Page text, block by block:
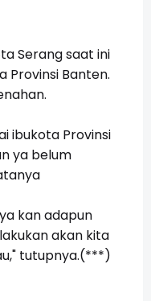
Serang saat ini
Provinsi Banten.
ibukota Provinsi
ya belum
kan adapun
akan kita
tutupnya.(***)